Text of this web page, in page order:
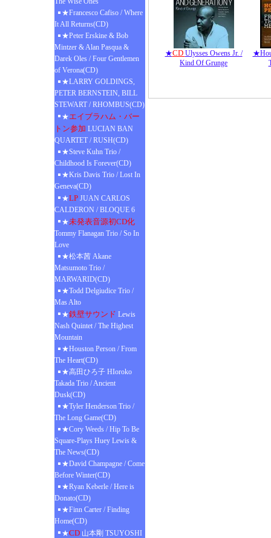
★Francesco Cafiso / Where
It All Returns(CD)
★Peter Erskine & Bob
Mintzer & Alan Pasqua &
Darek Oles / Four Gentlemen
of Verona(CD)
★LARRY GOLDINGS,
PETER BERNSTEIN, BILL
STEWART / RHOMBUS(CD)
★エイブラハム・バー
トン参加 LUCIAN BAN
QUARTET / RUSH(CD)
★Steve Kuhn Trio /
Childhood Is Forever(CD)
★Kris Davis Trio / Lost In
Geneva(CD)
★LP JUAN CARLOS
CALDERON / BLOQUE 6
★未発表音源初CD化
Tommy Flanagan Trio / So In
Love
★松本茜 Akane
Matsumoto Trio /
MARWARID(CD)
★Todd Delgiudice Trio /
Mas Alto
★鉄壁サウンド Lewis
Nash Quintet / The Highest
Mountain
★Houston Person / From
The Heart(CD)
★高田ひろ子 HIoroko
Takada Trio / Ancient
Dusk(CD)
★Tyler Henderson Trio /
The Long Game(CD)
★Cory Weeds / Hip To Be
Square-Plays Huey Lewis &
The News(CD)
★David Champagne / Come
Before Winter(CD)
★Ryan Keberle / Here is
Donato(CD)
★Finn Carter / Finding
Home(CD)
★CD 山本剛 TSUYOSHI
★CD Ulysses Owens Jr. /
Kind Of Grunge